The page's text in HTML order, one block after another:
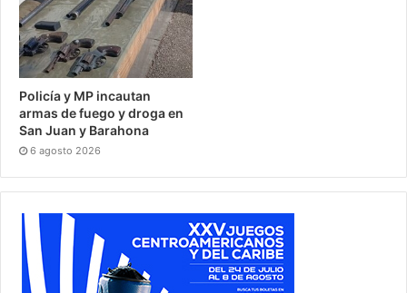
Policía y MP incautan
armas de fuego y droga en
San Juan y Barahona
6 agosto 2026